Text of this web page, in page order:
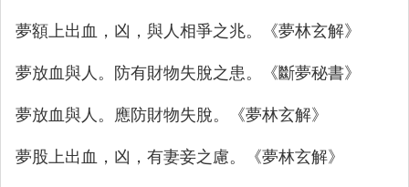
夢額上出血，凶，與人相爭之兆。《夢林玄解》
夢放血與人。防有財物失脫之患。《斷夢秘書》
夢放血與人。應防財物失脫。《夢林玄解》
夢股上出血，凶，有妻妾之慮。《夢林玄解》